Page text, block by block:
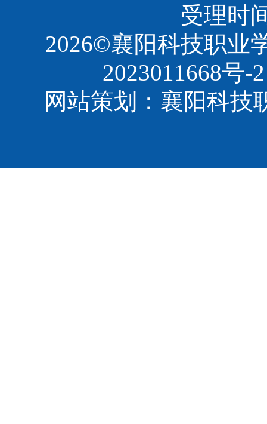
受理时
2026©襄阳科技职
2023011668号-2
网站策划：襄阳科